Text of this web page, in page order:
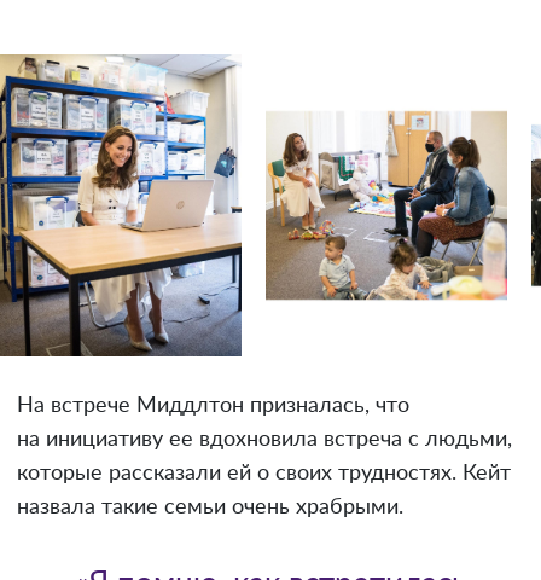
На встрече Миддлтон призналась, что
на инициативу ее вдохновила встреча с людьми,
которые рассказали ей о своих трудностях. Кейт
назвала такие семьи очень храбрыми.